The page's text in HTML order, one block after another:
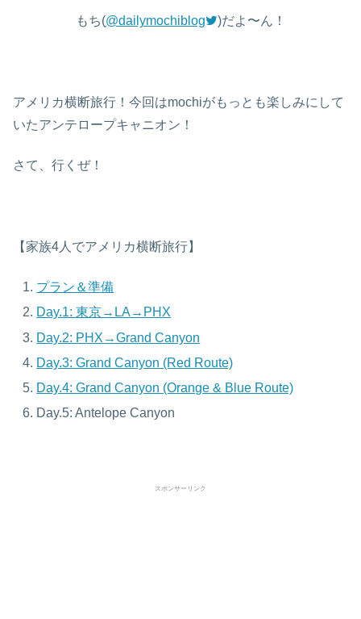
もち(@dailymochiblog )だよ〜ん！
アメリカ横断旅行！今回はmochiがもっとも楽しみにして
いたアンテロープキャニオン！
さて、行くぜ！
【家族4人でアメリカ横断旅行】
プラン＆準備
Day.1: 東京→LA→PHX
Day.2: PHX→Grand Canyon
Day.3: Grand Canyon (Red Route)
Day.4: Grand Canyon (Orange & Blue Route)
Day.5: Antelope Canyon
スポンサーリンク